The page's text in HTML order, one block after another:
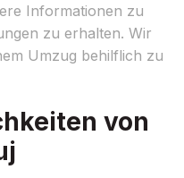
Informationen zu
zu erhalten. Wir
Umzug behilflich zu
von